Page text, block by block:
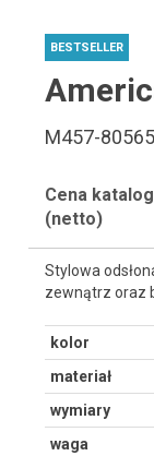
BESTSELLER
M457-80565
Cena
(netto)
Stylowa
zewnątrz oraz
kolor
materiał
wymiary
waga